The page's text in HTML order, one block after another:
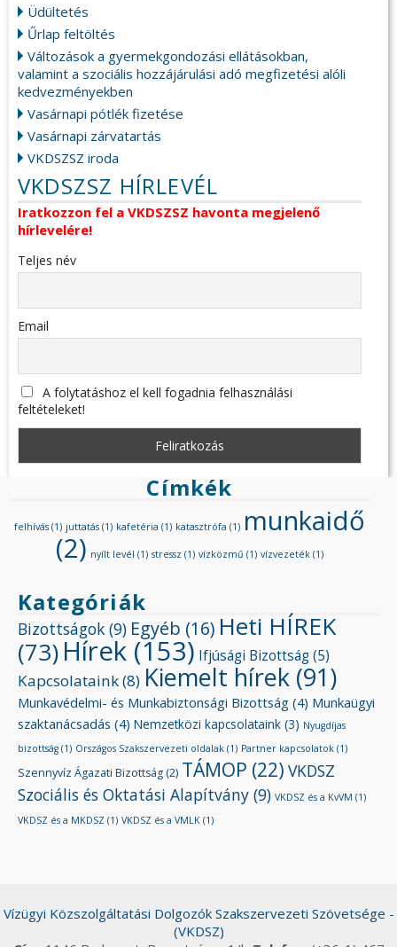
Üdültetés
Űrlap feltöltés
Változások a gyermekgondozási ellátásokban,
valamint a szociális hozzájárulási adó megfizetési alóli
kedvezményekben
Vasárnapi pótlék fizetése
Vasárnapi zárvatartás
VKDSZSZ iroda
VKDSZSZ HÍRLEVÉL
Iratkozzon fel a VKDSZSZ havonta megjelenő
hírlevelére!
Teljes név
Email
A folytatáshoz el kell fogadnia felhasználási
feltételeket!
Címkék
felhívás (1) juttatás (1) kafetéria (1) katasztrófa (1) munkaidő
(2) nyílt levél (1) stressz (1) vízközmű (1) vízvezeték (1)
Kategóriák
Bizottságok (9) Egyéb (16) Heti HÍREK
(73)Hírek (153) Ifjúsági Bizottság(5)
Kapcsolataink(8) Kiemelt hírek (91)
Munkavédelmi- és Munkabiztonsági Bizottság (4) Munkaügyi
szaktanácsadás (4) Nemzetközi kapcsolataink (3) Nyugdíjas
bizottság (1) Országos Szakszervezeti oldalak (1) Partner kapcsolatok (1)
Szennyvíz Ágazati Bizottság (2) TÁMOP (22) VKDSZ
Szociális és Oktatási Alapítvány (9) VKDSZ és a KvVM (1)
VKDSZ és a MKDSZ (1) VKDSZ és a VMLK (1)
Vízügyi Közszolgáltatási Dolgozók Szakszervezeti Szövetsége -
(VKDSZ)